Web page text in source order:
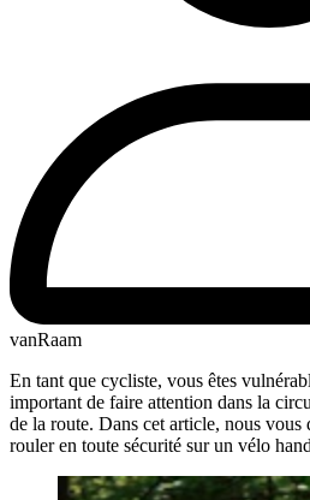
vanRaam
En tant que cycliste, vous êtes
important de faire attention dans la
de la route. Dans cet article, nous vous
rouler en toute sécurité sur un vélo